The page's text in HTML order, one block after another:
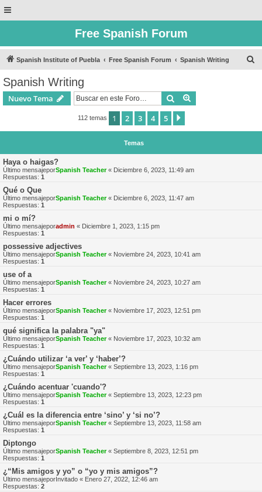
Free Spanish Forum
Spanish Institute of Puebla Free Spanish Forum Spanish Writing
Spanish Writing
Nuevo Tema Buscar
112 temas 1 2 3 4 5
Temas
Haya o haigas?
Último mensajeporSpanish Teacher« Diciembre 6, 2023, 11:49 am
Respuestas: 1
Qué o Que
Último mensajeporSpanish Teacher« Diciembre 6, 2023, 11:47 am
Respuestas: 1
mi o mí?
Último mensajeporadmin « Diciembre 1, 2023, 1:15 pm
Respuestas: 1
possessive adjectives
Último mensajeporSpanish Teacher« Noviembre 24, 2023, 10:41 am
Respuestas: 1
use of a
Último mensajeporSpanish Teacher« Noviembre 24, 2023, 10:27 am
Respuestas: 1
Hacer errores
Último mensajeporSpanish Teacher« Noviembre 17, 2023, 12:51 pm
Respuestas: 1
qué significa la palabra "ya"
Último mensajeporSpanish Teacher« Noviembre 17, 2023, 10:32 am
Respuestas: 1
¿Cuándo utilizar ‘a ver’ y ‘haber’?
Último mensajeporSpanish Teacher« Septiembre 13, 2023, 1:16 pm
Respuestas: 1
¿Cuándo acentuar 'cuando'?
Último mensajeporSpanish Teacher« Septiembre 13, 2023, 12:23 pm
Respuestas: 1
¿Cuál es la diferencia entre ‘sino’ y ‘si no’?
Último mensajeporSpanish Teacher« Septiembre 13, 2023, 11:58 am
Respuestas: 1
Diptongo
Último mensajeporSpanish Teacher« Septiembre 8, 2023, 12:51 pm
Respuestas: 1
¿“Mis amigos y yo” o “yo y mis amigos”?
Último mensajeporInvitado « Enero 27, 2022, 12:46 am
Respuestas: 2